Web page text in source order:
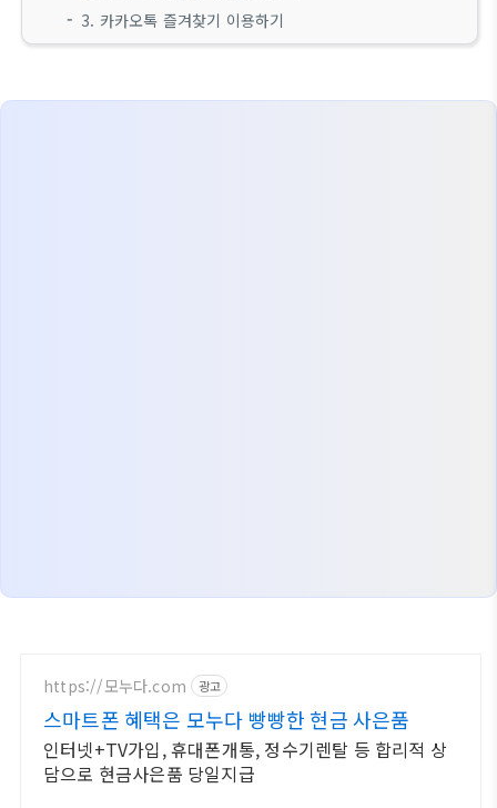
3. 카카오톡 즐겨찾기 이용하기
https://모누다.com 광고
스마트폰 혜택은 모누다 빵빵한 현금 사은품
인터넷+TV가입, 휴대폰개통, 정수기렌탈 등 합리적 상
담으로 현금사은품 당일지급